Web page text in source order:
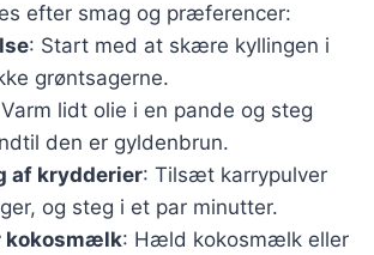
efter smag og præferencer:
: Start med at skære kyllingen i
grøntsagerne.
lidt olie i en pande og steg
den er gyldenbrun.
af krydderier: Tilsæt karrypulver
og steg i et par minutter.
kokosmælk: Hæld kokosmælk eller